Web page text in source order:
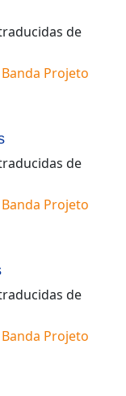
de
Banda Projeto
de
Banda Projeto
de
Banda Projeto